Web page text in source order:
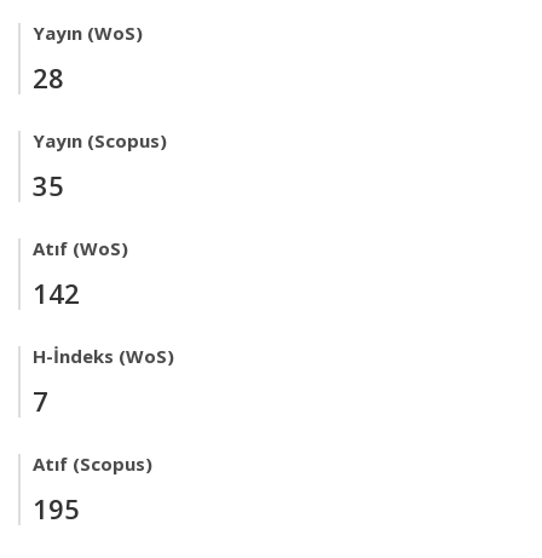
Yayın (WoS)
28
Yayın (Scopus)
35
Atıf (WoS)
142
H-İndeks (WoS)
7
Atıf (Scopus)
195